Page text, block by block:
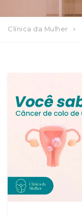
Clínica da Mulher